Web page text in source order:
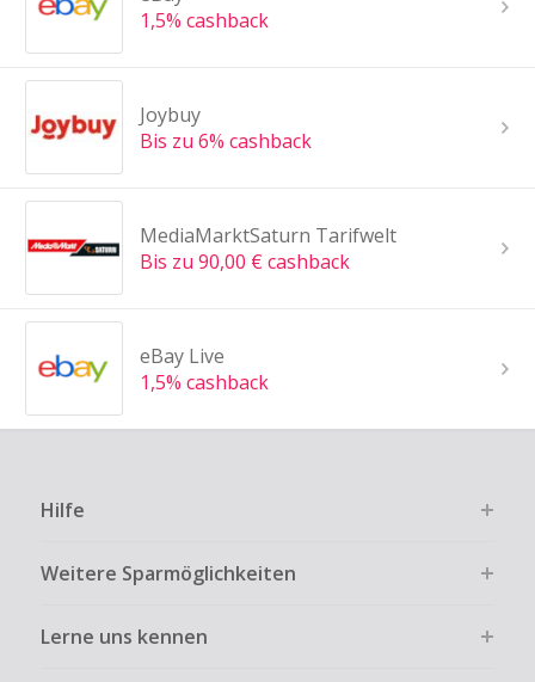
1,5% cashback
Joybuy
Bis zu 6% cashback
MediaMarktSaturn Tarifwelt
Bis zu 90,00 € cashback
eBay Live
1,5% cashback
Hilfe
Weitere Sparmöglichkeiten
Lerne uns kennen